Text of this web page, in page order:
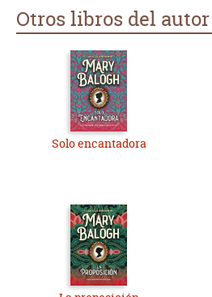
Otros libros del autor
Solo encantadora